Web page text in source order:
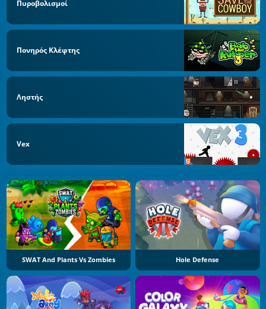
Πυροβολισμοί
Πονηρός Κλέφτης
Ληστής
Vex
SWAT And Plants Vs Zombies Hole Defense